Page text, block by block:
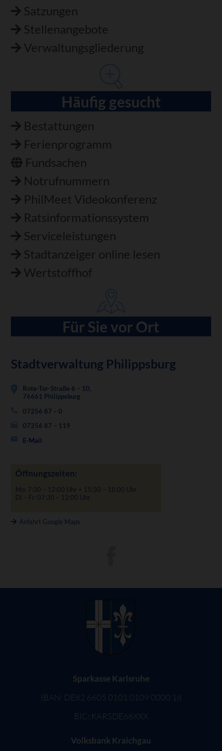
Satzungen
Stellenangebote
Verwaltungsgliederung
Häufig gesucht
Bestattungen
Ferienprogramm
Fundsachen
Notrufnummern
PhilMeet Videokonferenz
Ratsinformationssystem
Serviceleistungen
Stadtanzeiger online lesen
Wertstoffhof
Für Sie vor Ort
Stadtverwaltung Philippsburg
Rote-Tor-Straße 6 – 10,
76661 Philippsburg
07256 87 – 0
07256 87 – 119
E-Mail
Öffnungszeiten:
Mo: 7:30 – 12:00 Uhr + 15:30 – 18:00 Uhr
Di – Fr: 07:30 – 12:00 Uhr
Anfahrt Google Maps
Sparkasse Karlsruhe
IBAN: DE82 6605 0101 0109 0000 18
BIC: KARSDE66XXX
Volksbank Kraichgau